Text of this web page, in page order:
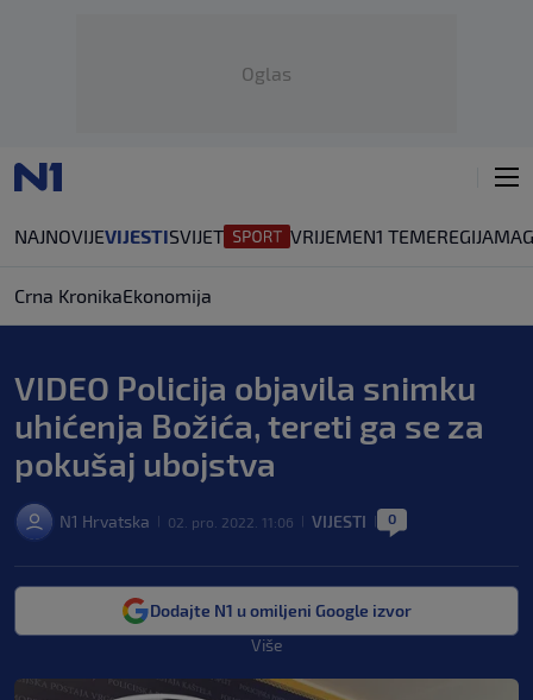
Oglas
NAJNOVIJEVIJESTISVIJET VRIJEMEN1 TEMEREGIJA
Crna KronikaEkonomija
VIDEO Policija objavila snimku
uhićenja Božića, tereti ga se za
pokušaj ubojstva
N1 Hrvatska 02. pro. 2022. 11:06 VIJESTI 0
Dodajte N1 u omiljeni Google izvor
Više